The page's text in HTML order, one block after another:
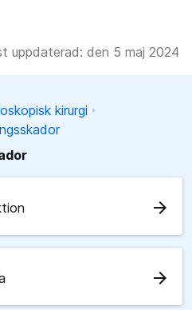
uppdaterad: den 5 maj 2024
kirurgi
arrow_forward
arrow_forward